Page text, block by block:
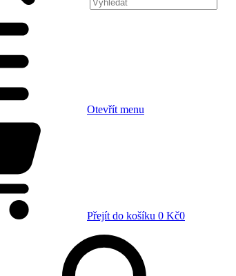
Otevřít menu
Přejít do košíku 0 Kč0